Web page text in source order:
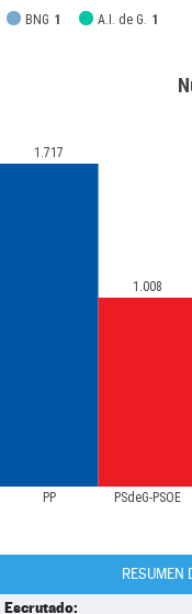
BNG 1 A.I. de G. 1
PP PSdeG-PSOE
1.717
1.008
RESUMEN
Escrutado: